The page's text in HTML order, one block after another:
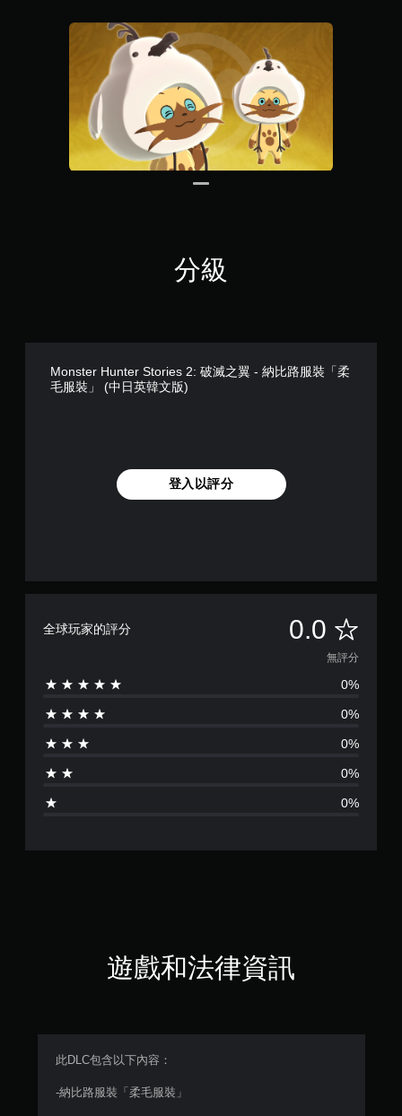
分級
Monster Hunter Stories 2: 破滅之翼 - 納比路服裝「柔
毛服裝」 (中日英韓文版)
登入以評分
全球玩家的評分 0.0 無
評
分
無評分
0%
0%
0%
0%
0%
遊戲和法律資訊
此DLC包含以下內容：
-納比路服裝「柔毛服裝」